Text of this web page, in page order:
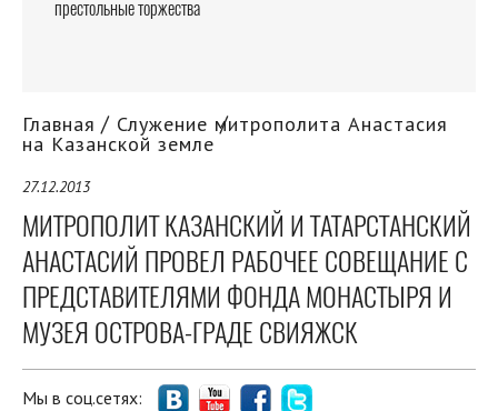
престольные торжества
Главная Служение митрополита Анастасия
на Казанской земле
27.12.2013
МИТРОПОЛИТ КАЗАНСКИЙ И ТАТАРСТАНСКИЙ
АНАСТАСИЙ ПРОВЕЛ РАБОЧЕЕ СОВЕЩАНИЕ С
ПРЕДСТАВИТЕЛЯМИ ФОНДА МОНАСТЫРЯ И
МУЗЕЯ ОСТРОВА-ГРАДЕ СВИЯЖСК
Мы в соц.сетях: